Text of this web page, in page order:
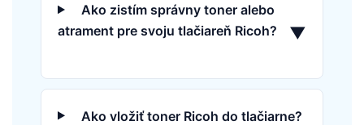
Ako zistím správny toner alebo
atrament pre svoju tlačiareň Ricoh?
▼
Ako vložiť toner Ricoh do tlačiarne?